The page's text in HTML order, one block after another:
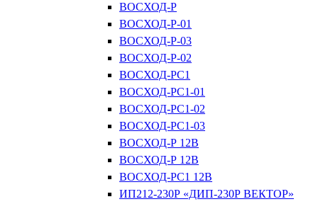
ВОСХОД-Р
ВОСХОД-Р-01
ВОСХОД-Р-03
ВОСХОД-Р-02
ВОСХОД-РС1
ВОСХОД-РС1-01
ВОСХОД-РС1-02
ВОСХОД-РС1-03
ВОСХОД-Р 12В
ВОСХОД-Р 12В
ВОСХОД-РС1 12В
ИП212-230Р «ДИП-230Р ВЕКТОР»